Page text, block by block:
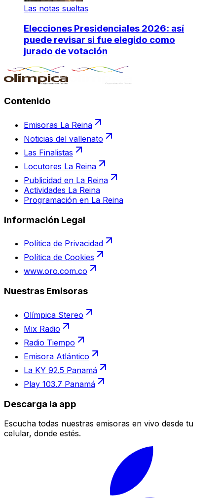
Las notas sueltas
Elecciones Presidenciales 2026: así
puede revisar si fue elegido como
jurado de votación
Contenido
Emisoras La Reina
Noticias del vallenato
Las Finalistas
Locutores La Reina
Publicidad en La Reina
Actividades La Reina
Programación en La Reina
Información Legal
Política de Privacidad
Política de Cookies
www.oro.com.co
Nuestras Emisoras
Olímpica Stereo
Mix Radio
Radio Tiempo
Emisora Atlántico
La KY 92.5 Panamá
Play 103.7 Panamá
Descarga la app
Escucha todas nuestras emisoras en vivo desde tu
celular, donde estés.